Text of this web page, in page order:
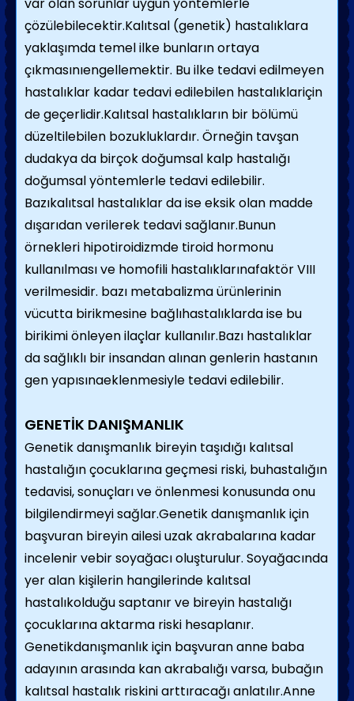
çözülebilecektir.Kalıtsal (genetik) hastalıklara
yaklaşımda temel ilke bunların ortaya
çıkmasınıengellemektir. Bu ilke tedavi edilmeyen
hastalıklar kadar tedavi edilebilen hastalıklariçin
de geçerlidir.Kalıtsal hastalıkların bir bölümü
düzeltilebilen bozukluklardır. Örneğin tavşan
dudakya da birçok doğumsal kalp hastalığı
doğumsal yöntemlerle tedavi edilebilir.
Bazıkalıtsal hastalıklar da ise eksik olan madde
dışarıdan verilerek tedavi sağlanır.Bunun
örnekleri hipotiroidizmde tiroid hormonu
kullanılması ve homofili hastalıklarınafaktör VIII
verilmesidir. bazı metabalizma ürünlerinin
vücutta birikmesine bağlıhastalıklarda ise bu
birikimi önleyen ilaçlar kullanılır.Bazı hastalıklar
da sağlıklı bir insandan alınan genlerin hastanın
gen yapısınaeklenmesiyle tedavi edilebilir.
GENETİK DANIŞMANLIK
Genetik danışmanlık bireyin taşıdığı kalıtsal
hastalığın çocuklarına geçmesi riski, buhastalığın
tedavisi, sonuçları ve önlenmesi konusunda onu
bilgilendirmeyi sağlar.Genetik danışmanlık için
başvuran bireyin ailesi uzak akrabalarına kadar
incelenir vebir soyağacı oluşturulur. Soyağacında
yer alan kişilerin hangilerinde kalıtsal
hastalıkolduğu saptanır ve bireyin hastalığı
çocuklarına aktarma riski hesaplanır.
Genetikdanışmanlık için başvuran anne baba
adayının arasında kan akrabalığı varsa, bubağın
kalıtsal hastalık riskini arttıracağı anlatılır.Anne